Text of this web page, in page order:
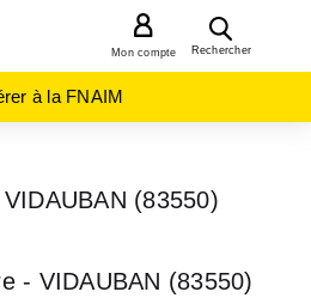
Rechercher
Mon compte
à la FNAIM
(83550)
- VIDAUBAN (83550)